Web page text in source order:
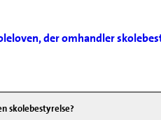
der omhandler
skolebestyrelse?